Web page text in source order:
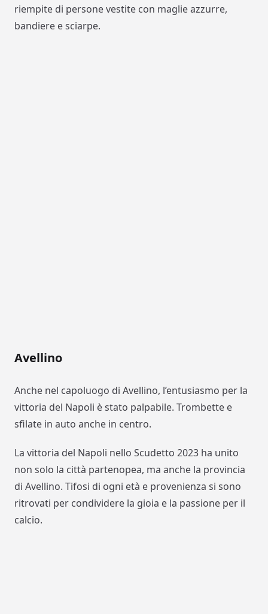
riempite di persone vestite con maglie azzurre,
bandiere e sciarpe.
Avellino
Anche nel capoluogo di Avellino, l’entusiasmo per la
vittoria del Napoli è stato palpabile. Trombette e
sfilate in auto anche in centro.
La vittoria del Napoli nello Scudetto 2023 ha unito
non solo la città partenopea, ma anche la provincia
di Avellino. Tifosi di ogni età e provenienza si sono
ritrovati per condividere la gioia e la passione per il
calcio.